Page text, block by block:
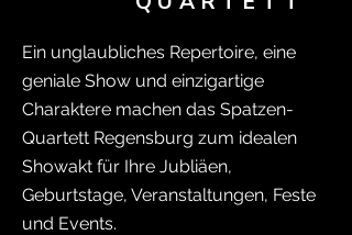
Ein unglaubliches Repertoire, eine
geniale Show und einzigartige
Charaktere machen das Spatzen-
Quartett Regensburg zum idealen
Showakt für Ihre Jubliäen,
Geburtstage, Veranstaltungen, Feste
und Events.